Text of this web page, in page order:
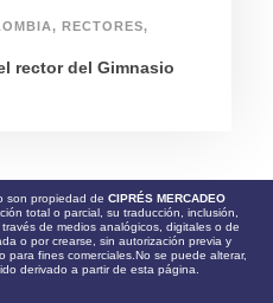
, RECTORES,
rector del Gimnasio
son propiedad de CIPRÉS MERCADEO
total o parcial, su traducción, inclusión,
de medios analógicos, digitales o de
o por crearse, sin autorización previa y
para fines comerciales.No se puede alterar,
derivado a partir de esta página.